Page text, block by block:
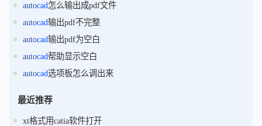
autocad怎么输出成pdf文件
autocad输出pdf不完整
autocad输出pdf为空白
autocad帮助显示空白
autocad选项板怎么调出来
最近推荐
xt格式用catia软件打开